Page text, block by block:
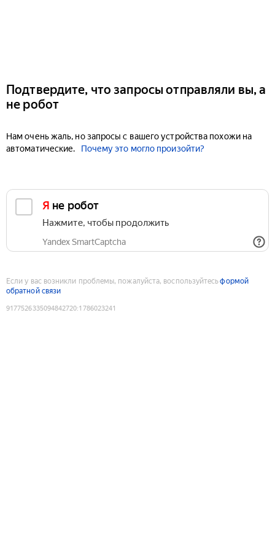
Подтвердите, что запросы отправляли вы, а
не робот
Нам очень жаль, но запросы с вашего устройства похожи на
автоматические.
Почему это могло произойти?
Я не робот
Нажмите, чтобы продолжить
Yandex SmartCaptcha
Если у вас возникли проблемы, пожалуйста, воспользуйтесьформой
обратной связи
9177526335094842720:1786023241